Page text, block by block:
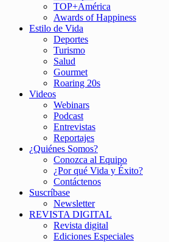
TOP+América
Awards of Happiness
Estilo de Vida
Deportes
Turismo
Salud
Gourmet
Roaring 20s
Videos
Webinars
Podcast
Entrevistas
Reportajes
¿Quiénes Somos?
Conozca al Equipo
¿Por qué Vida y Éxito?
Contáctenos
Suscríbase
Newsletter
REVISTA DIGITAL
Revista digital
Ediciones Especiales